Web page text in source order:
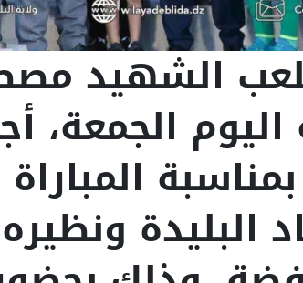
الشهيد
الجمعة،
البليدة ونظيره